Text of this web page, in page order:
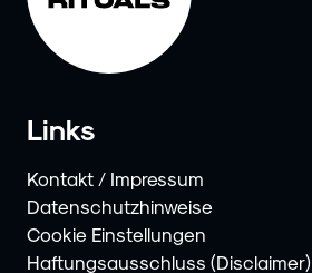
Links
Kontakt / Impressum
Datenschutzhinweise
Cookie Einstellungen
Haftungsausschluss (Disclaimer)